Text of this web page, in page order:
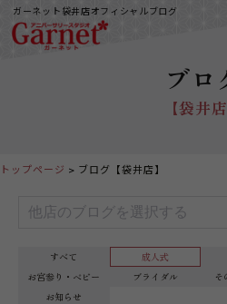
ガーネット袋井店オフィシャルブログ
ブロ
【袋井店
すべて 成人式
お宮参り・ベビー
ブライダル そ
お知らせ
トップページ ブログ【袋井店】